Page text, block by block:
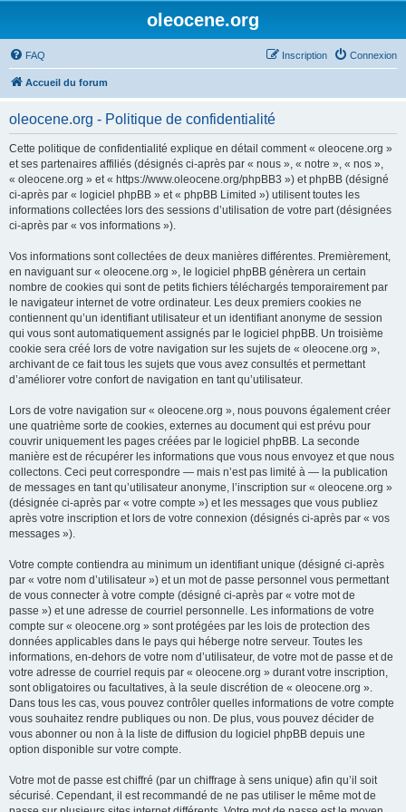
oleocene.org
FAQ Connexion
Inscription
Accueil du forum
oleocene.org - Politique de confidentialité
Cette politique de confidentialité explique en détail comment « oleocene.org »
et ses partenaires affiliés (désignés ci-après par « nous », « notre », « nos »,
« oleocene.org » et « https://www.oleocene.org/phpBB3 ») et phpBB (désigné
ci-après par « logiciel phpBB » et « phpBB Limited ») utilisent toutes les
informations collectées lors des sessions d’utilisation de votre part (désignées
ci-après par « vos informations »).
Vos informations sont collectées de deux manières différentes. Premièrement,
en naviguant sur « oleocene.org », le logiciel phpBB génèrera un certain
nombre de cookies qui sont de petits fichiers téléchargés temporairement par
le navigateur internet de votre ordinateur. Les deux premiers cookies ne
contiennent qu’un identifiant utilisateur et un identifiant anonyme de session
qui vous sont automatiquement assignés par le logiciel phpBB. Un troisième
cookie sera créé lors de votre navigation sur les sujets de « oleocene.org »,
archivant de ce fait tous les sujets que vous avez consultés et permettant
d’améliorer votre confort de navigation en tant qu’utilisateur.
Lors de votre navigation sur « oleocene.org », nous pouvons également créer
une quatrième sorte de cookies, externes au document qui est prévu pour
couvrir uniquement les pages créées par le logiciel phpBB. La seconde
manière est de récupérer les informations que vous nous envoyez et que nous
collectons. Ceci peut correspondre — mais n’est pas limité à — la publication
de messages en tant qu’utilisateur anonyme, l’inscription sur « oleocene.org »
(désignée ci-après par « votre compte ») et les messages que vous publiez
après votre inscription et lors de votre connexion (désignés ci-après par « vos
messages »).
Votre compte contiendra au minimum un identifiant unique (désigné ci-après
par « votre nom d’utilisateur ») et un mot de passe personnel vous permettant
de vous connecter à votre compte (désigné ci-après par « votre mot de
passe ») et une adresse de courriel personnelle. Les informations de votre
compte sur « oleocene.org » sont protégées par les lois de protection des
données applicables dans le pays qui héberge notre serveur. Toutes les
informations, en-dehors de votre nom d’utilisateur, de votre mot de passe et de
votre adresse de courriel requis par « oleocene.org » durant votre inscription,
sont obligatoires ou facultatives, à la seule discrétion de « oleocene.org ».
Dans tous les cas, vous pouvez contrôler quelles informations de votre compte
vous souhaitez rendre publiques ou non. De plus, vous pouvez décider de
vous abonner ou non à la liste de diffusion du logiciel phpBB depuis une
option disponible sur votre compte.
Votre mot de passe est chiffré (par un chiffrage à sens unique) afin qu’il soit
sécurisé. Cependant, il est recommandé de ne pas utiliser le même mot de